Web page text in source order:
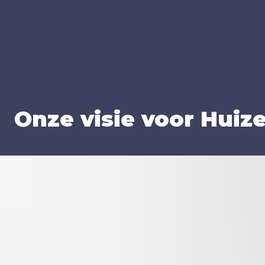
Onze visie voor